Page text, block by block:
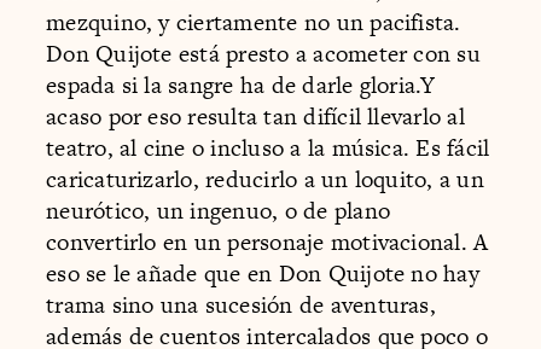
mezquino, y ciertamente no un pacifista.
Don Quijote está presto a acometer con su
espada si la sangre ha de darle gloria.Y
acaso por eso resulta tan difícil llevarlo al
teatro, al cine o incluso a la música. Es fácil
caricaturizarlo, reducirlo a un loquito, a un
neurótico, un ingenuo, o de plano
convertirlo en un personaje motivacional. A
eso se le añade que en Don Quijote no hay
trama sino una sucesión de aventuras,
además de cuentos intercalados que poco o